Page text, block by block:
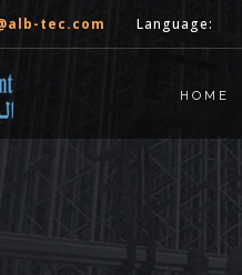
tec.com Language:
HOME